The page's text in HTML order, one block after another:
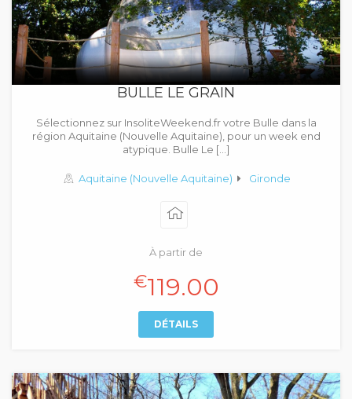
BULLE LE GRAIN
Sélectionnez sur InsoliteWeekend.fr votre Bulle dans la
région Aquitaine (Nouvelle Aquitaine), pour un week end
atypique. Bulle Le […]
Aquitaine (Nouvelle Aquitaine) Gironde
À partir de
€119.00
DÉTAILS